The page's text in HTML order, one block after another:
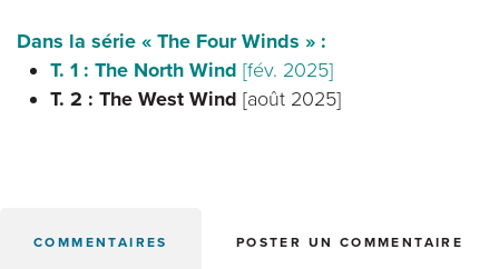
Dans la série « The Four Winds » :
T. 1 : The North Wind [fév. 2025]
T. 2 : The West Wind [août 2025]
COMMENTAIRES POSTER UN COMMENTAIRE